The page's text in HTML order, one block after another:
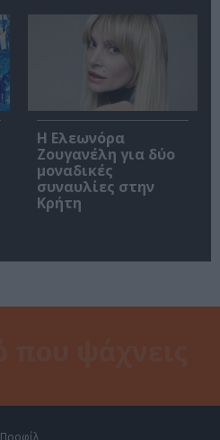
Η Ελεωνόρα
Ζουγανέλη για δύο
μοναδικές
συναυλίες στην
Κρήτη
Προφίλ